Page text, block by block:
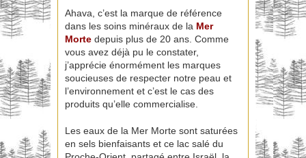
Ahava, c’est la marque de référence
dans les soins minéraux de la Mer
Morte depuis plus de 20 ans. Comme
vous avez déjà pu le constater,
j’apprécie énormément les marques
soucieuses de respecter notre peau et
l’environnement et c’est le cas des
produits qu’elle commercialise.
Les eaux de la Mer Morte sont saturées
en sels bienfaisants et ce lac salé du